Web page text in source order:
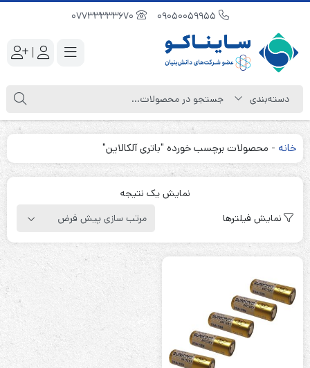
|
خانه - محصولات برچسب خورده "باتری آلکالاین"
نمایش یک نتیجه
نمایش فیلترها